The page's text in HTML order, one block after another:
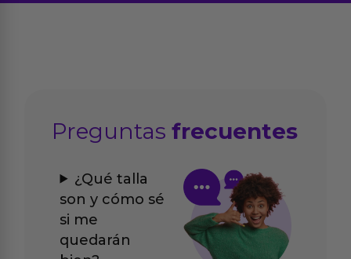
Preguntasfrecuentes
¿Qué talla
son y cómo sé
si me
quedarán